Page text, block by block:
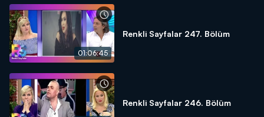
01:06:45
Renkli Sayfalar 247. Bölüm
Renkli Sayfalar 246. Bölüm